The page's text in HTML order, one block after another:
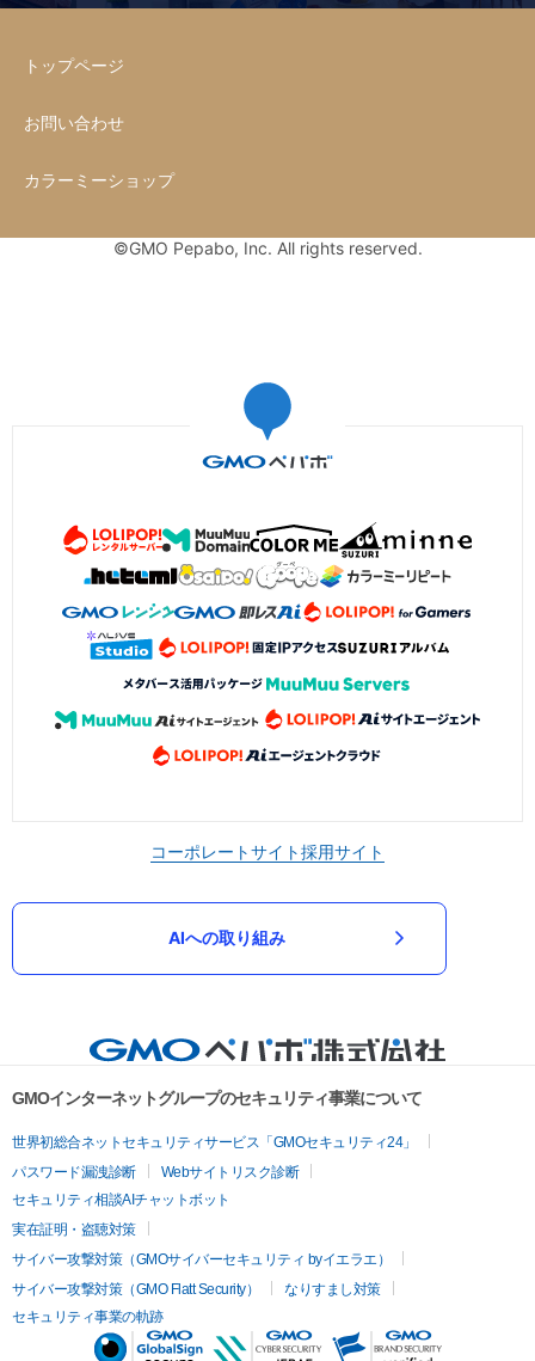
トップページ
お問い合わせ
カラーミーショップ
©GMO Pepabo, Inc. All rights reserved.
コーポレートサイト採用サイト
AIへの取り組み
GMOインターネットグループのセキュリティ事業について
世界初総合ネットセキュリティサービス「GMOセキュリティ24」
パスワード漏洩診断
Webサイトリスク診断
セキュリティ相談AIチャットボット
実在証明・盗聴対策
サイバー攻撃対策（GMOサイバーセキュリティ byイエラエ）
サイバー攻撃対策（GMO Flatt Security）
なりすまし対策
セキュリティ事業の軌跡